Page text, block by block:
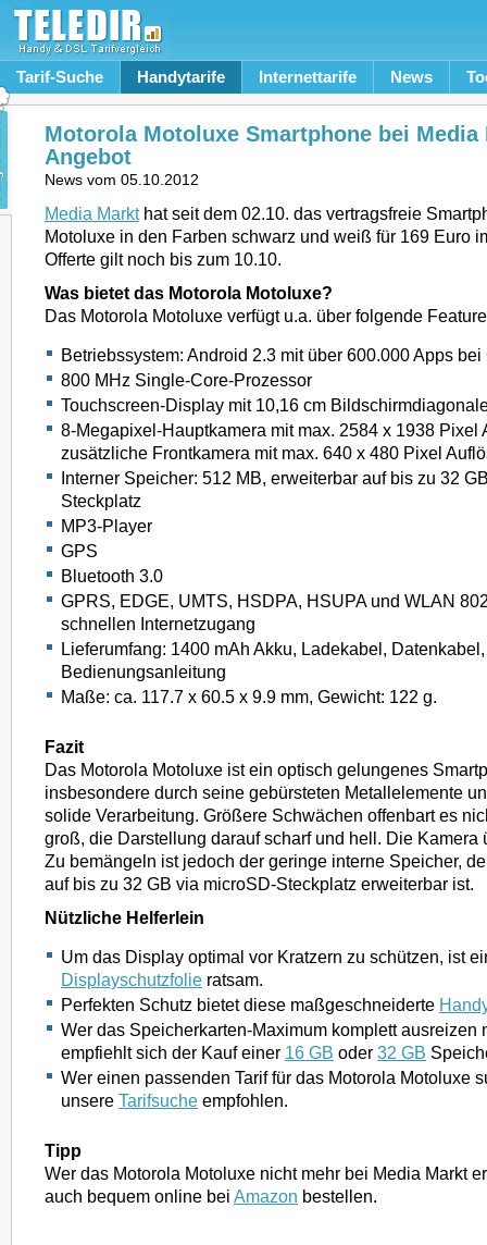
Tarif-Suche Handytarife Internettarife News
Motorola Motoluxe Smartphone bei Media
Angebot
News vom 05.10.2012
Media Markthat seit dem 02.10. das vertragsfreie
Motoluxe in den Farben schwarz und weiß für 169 Euro
Offerte gilt noch bis zum 10.10.
Was bietet das Motorola Motoluxe?
Das Motorola Motoluxe verfügt u.a. über folgende
Betriebssystem: Android 2.3 mit über 600.000 Apps
800 MHz Single-Core-Prozessor
Touchscreen-Display mit 10,16 cm
8-Megapixel-Hauptkamera mit max. 2584 x 1938 Pixel
zusätzliche Frontkamera mit max. 640 x 480 Pixel
Interner Speicher: 512 MB, erweiterbar auf bis zu 32
Steckplatz
MP3-Player
GPS
Bluetooth 3.0
GPRS, EDGE, UMTS, HSDPA, HSUPA und WLAN
schnellen Internetzugang
Lieferumfang: 1400 mAh Akku, Ladekabel, Datenkabel,
Bedienungsanleitung
Maße: ca. 117.7 x 60.5 x 9.9 mm, Gewicht: 122 g.
Fazit
Das Motorola Motoluxe ist ein optisch gelungenes
insbesondere durch seine gebürsteten Metallelemente
solide Verarbeitung. Größere Schwächen offenbart es
groß, die Darstellung darauf scharf und hell. Die Kamera
Zu bemängeln ist jedoch der geringe interne Speicher,
auf bis zu 32 GB via microSD-Steckplatz erweiterbar ist.
Nützliche Helferlein
Um das Display optimal vor Kratzern zu schützen, ist
Displayschutzfolie ratsam.
Perfekten Schutz bietet diese maßgeschneiderte
Wer das Speicherkarten-Maximum komplett ausreizen
empfiehlt sich der Kauf einer 16 GB oder 32 GB
Wer einen passenden Tarif für das Motorola Motoluxe
unsere Tarifsuche empfohlen.
Tipp
Wer das Motorola Motoluxe nicht mehr bei Media Markt
auch bequem online bei Amazon bestellen.